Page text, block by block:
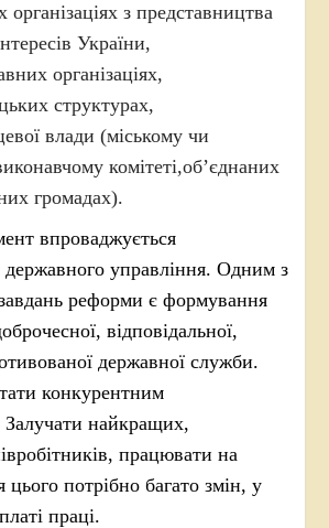
організаціях з представництва
України,
організаціях,
структурах,
влади (міському чи
комітеті,об’єднаних
громадах).
впроваджується
управління. Одним з
реформи є формування
відповідальної,
державної служби.
конкурентним
Залучати найкращих,
працювати на
цього потрібно багато змін, у
праці.